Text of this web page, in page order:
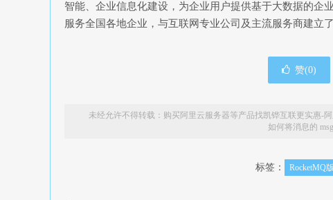
智能、企业信息化建设，为企业用户提供基于大数据的企
服务全国各地企业，与互联网专业公司及主流服务商建立
赞(0)
未经允许不得转载： 购买阿里云服务器等产品找凯铧互联更实惠-
如何将消息的
标签： RocketMQ版